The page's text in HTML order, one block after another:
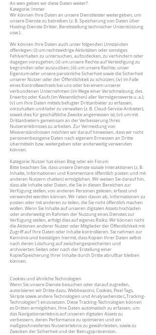
An wen geben wir diese Daten weiter?
Kategorie: Immer
Wir können Ihre Daten an unsere Dienstleister weitergeben, um
unsere Dienste zu betreiben (z. B. Speicherung von Daten über
Hosting-Dienste Dritter, Bereitstellung technischer Unterstützung
usw.).
Wir können Ihre Daten auch unter folgenden Umständen
offenlegen: (i) um rechtswidrige Aktivitäten oder sonstiges
Fehlverhalten zu untersuchen, aufzudecken, zu verhindern oder
dagegen vorzugehen; (ii) um unsere Rechte auf Verteidigung zu
begründen oder auszuüben; (iii) um unsere Rechte, unser
Eigentum oder unsere persönliche Sicherheit sowie die Sicherheit
unserer Nutzer oder der Öffentlichkeit zu schützen; (iv) im Falle
eines Kontrollwechsels bei uns oder bei einem unserer
verbundenen Unternehmen (im Wege einer Verschmelzung, des
Erwerbs oder Kaufs (im Wesentlichen) aller Vermögenswerte u. a.);
(v) um Ihre Daten mittels befugter Drittanbieter zu erfassen,
vorzuhalten und/oder zu verwalten (z. B. Cloud-Service-Anbieter),
soweit dies für geschäftliche Zwecke angemessen ist; (vi) um mit
Drittanbietern gemeinsam an der Verbesserung Ihres
Nutzererlebnisses zu arbeiten. Zur Vermeidung von
Missverständnissen möchten wir darauf hinweisen, dass wir nicht
personenbezogene Daten nach eigenem Ermessen an Dritte
übermitteln bzw. weitergeben oder anderweitig verwenden
können.
Kategorie: Nutzer hat einen Blog oder ein Forum
Bitte beachten Sie, dass unsere Dienste soziale Interaktionen (z. B.
Inhalte, Informationen und Kommentare öffentlich posten und mit
anderen Nutzern chatten) ermöglichen. Wir weisen Sie darauf hin,
dass alle Inhalte oder Daten, die Sie in diesen Bereichen zur
Verfügung stellen, von anderen Personen gelesen, erfasst und
verwendet werden können. Wir raten davon ab, Informationen zu
posten oder mit anderen zu teilen, die Sie nicht öffentlich machen
wollen. Wenn Sie Inhalte auf unseren digitalen Assets hochladen
oder anderweitig im Rahmen der Nutzung eines Dienstes zur
Verfügung stellen, erfolgt dies auf eigenes Risiko. Wir können nicht
die Aktionen anderer Nutzer oder Mitglieder der Öffentlichkeit mit
Zugriff auf Ihre Daten oder Inhalte kontrollieren. Sie nehmen zur
Kenntnis und bestätigen hiermit, dass Kopien Ihrer Daten selbst
nach deren Löschung auf zwischengespeicherten und
archivierten Seiten oder nach der Erstellung einer
Kopie/Speicherung Ihrer Inhalte durch Dritte abrufbar bleiben
können.
Cookies und ähnliche Technologien
Wenn Sie unsere Dienste besuchen oder darauf zugreifen,
autorisieren wir Dritte dazu, Webbeacons, Cookies, Pixel Tags,
Skripte sowie andere Technologien und Analysedienste („Tracking-
Technologien“) einzusetzen. Diese Tracking-Technologien können
es Dritten ermöglichen, Ihre Daten automatisch zu erfassen, um
das Navigationserlebnis auf unseren digitalen Assets zu
verbessern, deren Performance zu optimieren und ein
maßgeschneidertes Nutzererlebnis zu gewährleisten, sowie zu
Zwecken der Sicherheit und der Betrugsprävention.